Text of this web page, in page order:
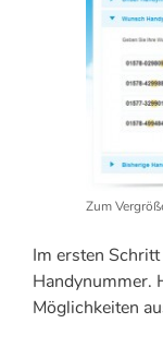
Zum
Im ersten
Handynummer.
Möglichkeiten